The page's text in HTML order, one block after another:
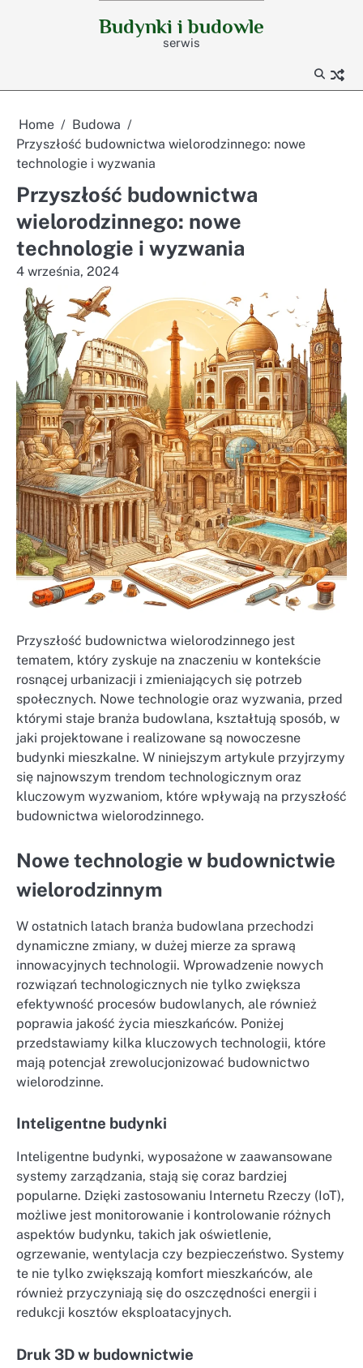
Budynki i budowle
serwis
Home
Budowa
Przyszłość budownictwa wielorodzinnego: nowe
technologie i wyzwania
Przyszłość budownictwa
wielorodzinnego: nowe
technologie i wyzwania
4 września, 2024
Przyszłość budownictwa wielorodzinnego jest
tematem, który zyskuje na znaczeniu w kontekście
rosnącej urbanizacji i zmieniających się potrzeb
społecznych. Nowe technologie oraz wyzwania, przed
którymi staje branża budowlana, kształtują sposób, w
jaki projektowane i realizowane są nowoczesne
budynki mieszkalne. W niniejszym artykule przyjrzymy
się najnowszym trendom technologicznym oraz
kluczowym wyzwaniom, które wpływają na przyszłość
budownictwa wielorodzinnego.
Nowe technologie w budownictwie
wielorodzinnym
W ostatnich latach branża budowlana przechodzi
dynamiczne zmiany, w dużej mierze za sprawą
innowacyjnych technologii. Wprowadzenie nowych
rozwiązań technologicznych nie tylko zwiększa
efektywność procesów budowlanych, ale również
poprawia jakość życia mieszkańców. Poniżej
przedstawiamy kilka kluczowych technologii, które
mają potencjał zrewolucjonizować budownictwo
wielorodzinne.
Inteligentne budynki
Inteligentne budynki, wyposażone w zaawansowane
systemy zarządzania, stają się coraz bardziej
popularne. Dzięki zastosowaniu Internetu Rzeczy (IoT),
możliwe jest monitorowanie i kontrolowanie różnych
aspektów budynku, takich jak oświetlenie,
ogrzewanie, wentylacja czy bezpieczeństwo. Systemy
te nie tylko zwiększają komfort mieszkańców, ale
również przyczyniają się do oszczędności energii i
redukcji kosztów eksploatacyjnych.
Druk 3D w budownictwie